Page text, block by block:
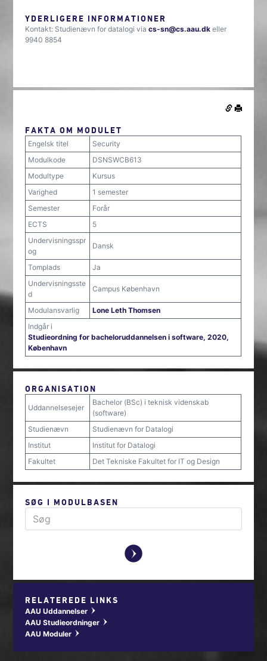
YDERLIGERE INFORMATIONER
Kontakt: Studienævn for datalogi viacs-sn@cs.aau.dk eller
9940 8854
FAKTA OM MODULET
Engelsk titel
Security
Modulkode
DSNSWCB613
Modultype
Kursus
Varighed
1 semester
Semester
Forår
ECTS
5
Undervisningsspr
og
Dansk
Tomplads
Ja
Undervisningsste
d
Campus København
Modulansvarlig
Lone Leth Thomsen
Indgår i
Studieordning for bacheloruddannelsen i software, 2020,
København
ORGANISATION
Uddannelsesejer
Bachelor (BSc) i teknisk videnskab
(software)
Studienævn
Studienævn for Datalogi
Institut
Institut for Datalogi
Fakultet
Det Tekniske Fakultet for IT og Design
SØG I MODULBASEN
y
RELATEREDE LINKS
AAU Uddannelser w
AAU Studieordninger w
AAU Moduler w